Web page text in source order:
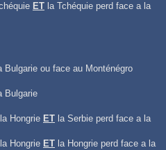
ET la Tchéquie perd face a la
ou face au Monténégro
Bulgarie
Hongrie ET la Serbie perd face a la
Hongrie ET la Hongrie perd face a la